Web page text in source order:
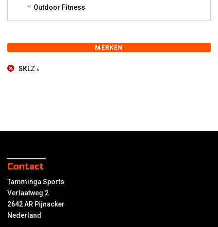
Outdoor Fitness
MERKEN
SKLZ 5
Contact
Tamminga Sports
Verlaatweg 2
2642 AR Pijnacker
Nederland